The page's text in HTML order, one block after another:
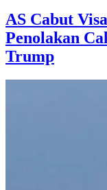
AS Cabut
Penolakan
Trump